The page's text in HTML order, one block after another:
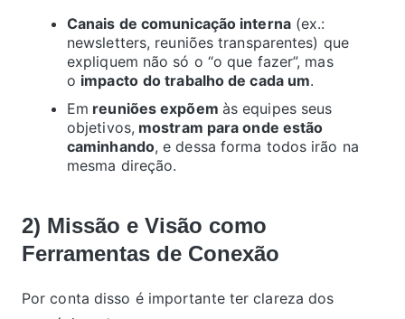
Canais de comunicação interna(ex.:
newsletters, reuniões transparentes) que
expliquem não só o “o que fazer”, mas
o impacto do trabalho de cada um.
Em reuniões expõem às equipes seus
objetivos, mostram para onde estão
caminhando, e dessa forma todos irão na
mesma direção.
2) Missão e Visão como
Ferramentas de Conexão
Por conta disso é importante ter clareza dos